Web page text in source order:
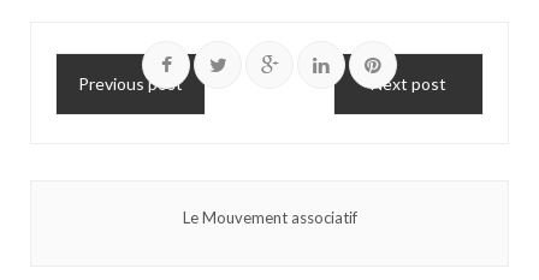
Previous post Next post
Le Mouvement associatif